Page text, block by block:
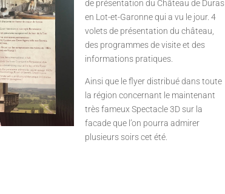
de présentation du Château de Duras
en Lot-et-Garonne qui a vu le jour. 4
volets de présentation du château,
des programmes de visite et des
informations pratiques.
Ainsi que le flyer distribué dans toute
la région concernant le maintenant
très fameux Spectacle 3D sur la
facade que l’on pourra admirer
plusieurs soirs cet été.